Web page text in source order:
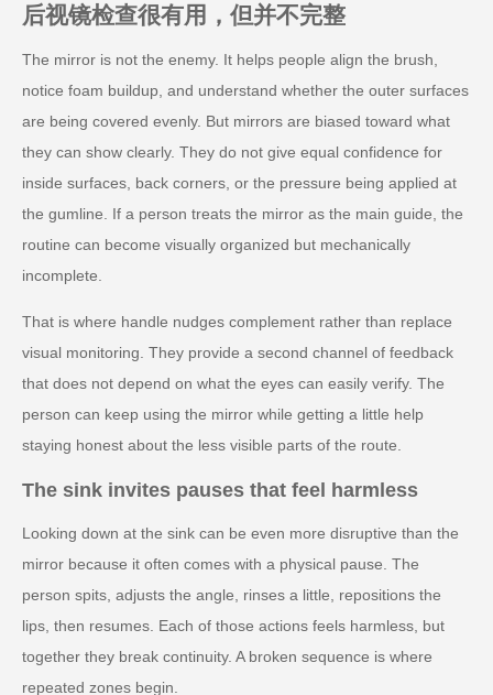
后视镜检查很有用，但并不完整
The mirror is not the enemy. It helps people align the brush,
notice foam buildup, and understand whether the outer surfaces
are being covered evenly. But mirrors are biased toward what
they can show clearly. They do not give equal confidence for
inside surfaces, back corners, or the pressure being applied at
the gumline. If a person treats the mirror as the main guide, the
routine can become visually organized but mechanically
incomplete.
That is where handle nudges complement rather than replace
visual monitoring. They provide a second channel of feedback
that does not depend on what the eyes can easily verify. The
person can keep using the mirror while getting a little help
staying honest about the less visible parts of the route.
The sink invites pauses that feel harmless
Looking down at the sink can be even more disruptive than the
mirror because it often comes with a physical pause. The
person spits, adjusts the angle, rinses a little, repositions the
lips, then resumes. Each of those actions feels harmless, but
together they break continuity. A broken sequence is where
repeated zones begin.